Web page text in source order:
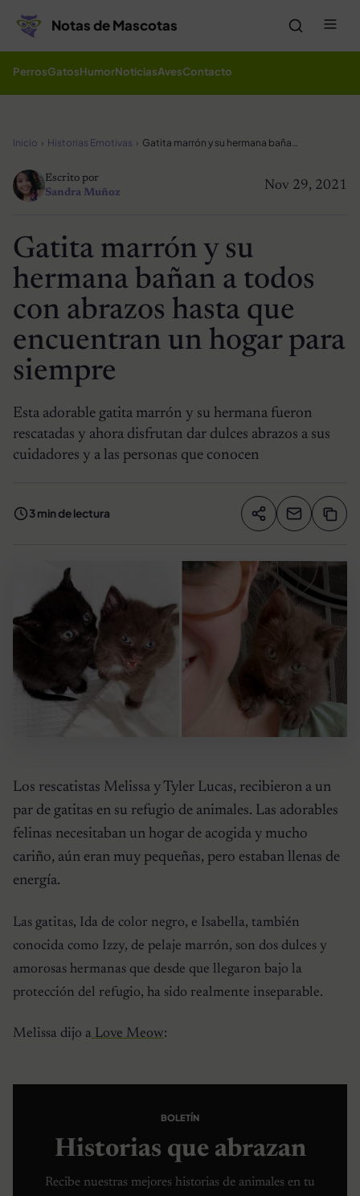
Notas de Mascotas
PerrosGatosHumorNoticiasAvesContacto
Inicio Historias Emotivas Gatita marrón y su hermana bañan a todos con abrazos hasta que encuentran un hogar para siempre
Nov 29, 2021
Escrito por
Sandra Muñoz
Gatita marrón y su
hermana bañan a todos
con abrazos hasta que
encuentran un hogar para
siempre
Esta adorable gatita marrón y su hermana fueron
rescatadas y ahora disfrutan dar dulces abrazos a sus
cuidadores y a las personas que conocen
3 min de lectura Compartir
Los rescatistas Melissa y Tyler Lucas, recibieron a un
par de gatitas en su refugio de animales. Las adorables
felinas necesitaban un hogar de acogida y mucho
cariño, aún eran muy pequeñas, pero estaban llenas de
energía.
Las gatitas, Ida de color negro, e Isabella, también
conocida como Izzy, de pelaje marrón, son dos dulces y
amorosas hermanas que desde que llegaron bajo la
protección del refugio, ha sido realmente inseparable.
Melissa dijo a Love Meow:
BOLETÍN
Historias que abrazan
Recibe nuestras mejores historias de animales en tu